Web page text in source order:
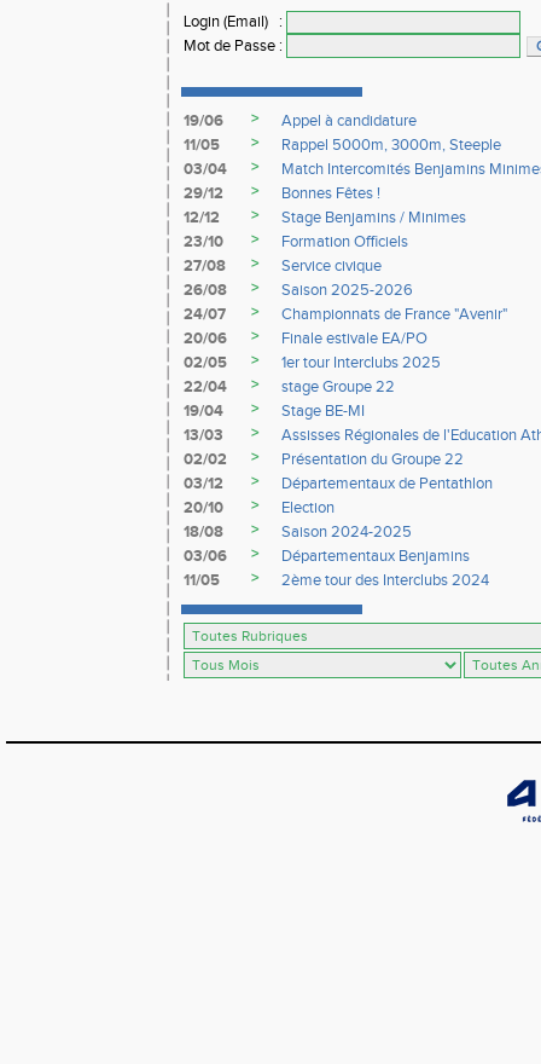
Login (Email)
:
Mot de Passe :
19/06 >
Appel à candidature
11/05
>
Rappel 5000m, 3000m, Steeple
03/04
>
Match Intercomités Benjamins
29/12
>
Bonnes Fêtes !
12/12
>
Stage Benjamins / Minimes
23/10
>
Formation Officiels
27/08
>
Service civique
26/08
>
Saison 2025-2026
24/07
>
Championnats de France "Avenir"
20/06
>
Finale estivale EA/PO
02/05
>
1er tour Interclubs 2025
22/04
>
stage Groupe 22
19/04
>
Stage BE-MI
13/03
>
Assisses Régionales de l'Education
02/02
>
Présentation du Groupe 22
03/12
>
Départementaux de Pentathlon
20/10
>
Election
18/08
>
Saison 2024-2025
03/06
>
Départementaux Benjamins
11/05
> 2ème tour des Interclubs 2024